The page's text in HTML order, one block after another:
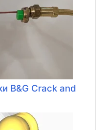
B&G Crack and